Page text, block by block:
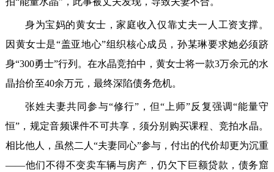
身为宝妈的黄女士，家庭收入仅靠丈夫一人工资支撑。
因黄女士是“盖亚地心”组织核心成员，孙某琳要求她必须跻
身“300勇士”行列。在水晶竞拍中，黄女士将一款3万余元的水
晶抬价至40余万元，最终深陷债务危机。
张姓夫妻共同参与“修行”，但“上师”反复强调“能量守
恒”，规定音频课件不可共享，须分别购买课程、竞拍水晶。
相比他人，虽然二人“夫妻同心”参与，付出的代价却更为沉重
——他们不得不变卖车辆与房产，仍欠下巨额贷款，债务窟